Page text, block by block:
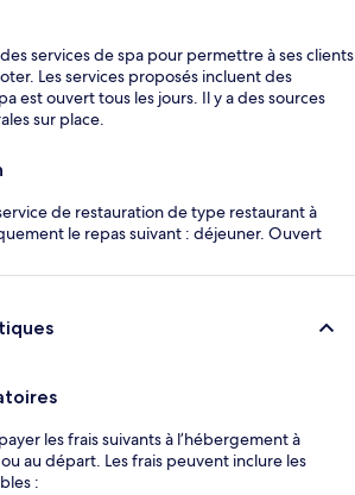
services de spa pour permettre à ses clients
Les services proposés incluent des
est ouvert tous les jours. Il y a des sources
sur place.
de restauration de type restaurant à
le repas suivant : déjeuner. Ouvert
les frais suivants à l’hébergement à
au départ. Les frais peuvent inclure les
: